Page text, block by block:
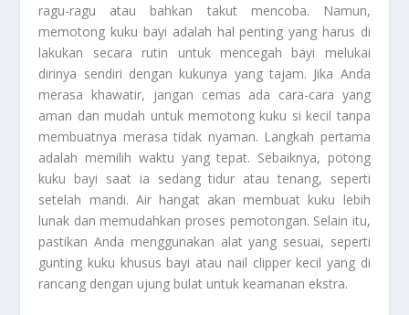
ragu-ragu atau bahkan takut mencoba. Namun,
memotong kuku bayi adalah hal penting yang harus di
lakukan secara rutin untuk mencegah bayi melukai
dirinya sendiri dengan kukunya yang tajam. Jika Anda
merasa khawatir, jangan cemas ada cara-cara yang
aman dan mudah untuk memotong kuku si kecil tanpa
membuatnya merasa tidak nyaman. Langkah pertama
adalah memilih waktu yang tepat. Sebaiknya, potong
kuku bayi saat ia sedang tidur atau tenang, seperti
setelah mandi. Air hangat akan membuat kuku lebih
lunak dan memudahkan proses pemotongan. Selain itu,
pastikan Anda menggunakan alat yang sesuai, seperti
gunting kuku khusus bayi atau nail clipper kecil yang di
rancang dengan ujung bulat untuk keamanan ekstra.